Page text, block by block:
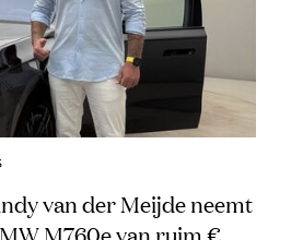
van der Meijde neemt